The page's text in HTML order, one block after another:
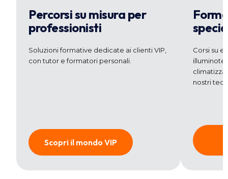
Percorsi su misura per
professionisti
Soluzioni formative dedicate ai clienti VIP,
con tutor e formatori personali.
Scopri il mondo VIP
Corsi su
nostri